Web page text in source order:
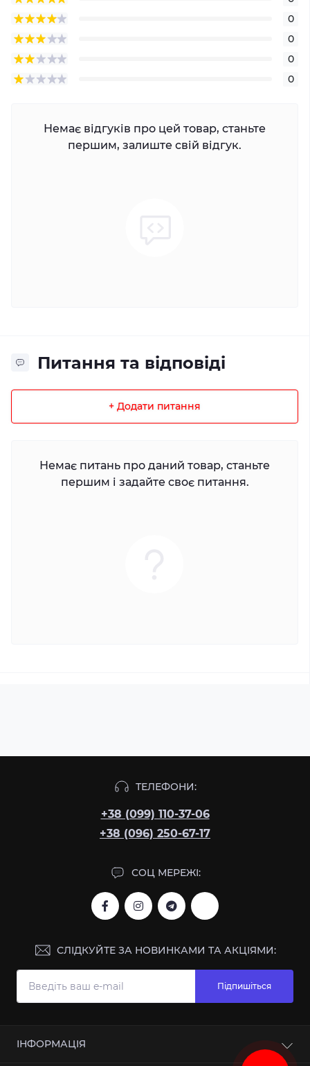
0
0
0
0
Немає відгуків про цей товар, станьте
першим, залиште свій відгук.
Питання та відповіді
+ Додати питання
Немає питань про даний товар, станьте
першим і задайте своє питання.
ТЕЛЕФОНИ:
+38 (099) 110-37-06
+38 (096) 250-67-17
СОЦ МЕРЕЖІ:
СЛІДКУЙТЕ ЗА НОВИНКАМИ ТА АКЦІЯМИ:
Підпишіться
ІНФОРМАЦІЯ